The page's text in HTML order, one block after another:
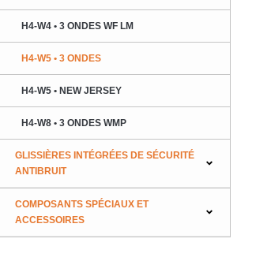
H4-W4 • 3 ONDES WF LM
H4-W5 • 3 ONDES
H4-W5 • NEW JERSEY
H4-W8 • 3 ONDES WMP
GLISSIÈRES INTÉGRÉES DE SÉCURITÉ
ANTIBRUIT
COMPOSANTS SPÉCIAUX ET
ACCESSOIRES